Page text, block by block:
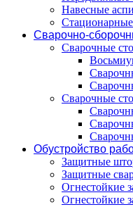
Навесные
Сварочно-
Сварочные
Сварочные
Обустройство
Защитные
Защитные
Огнестойкие
Огнестойкие